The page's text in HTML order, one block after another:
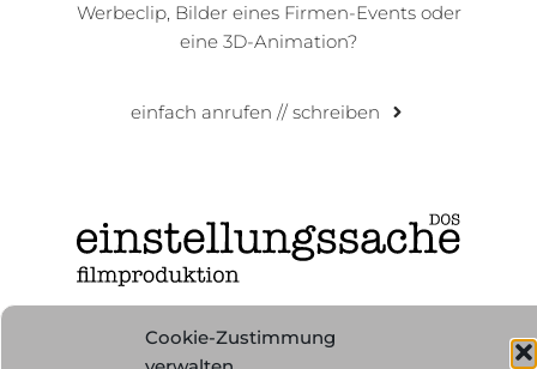
Cookie-Zustimmung
Werbeclip, Bilder eines Firmen-Events oder
eine 3D-Animation?
einfach anrufen // schreiben
Untere Bergstr. 15, 85456 Wartenberg
+49 170 4808528